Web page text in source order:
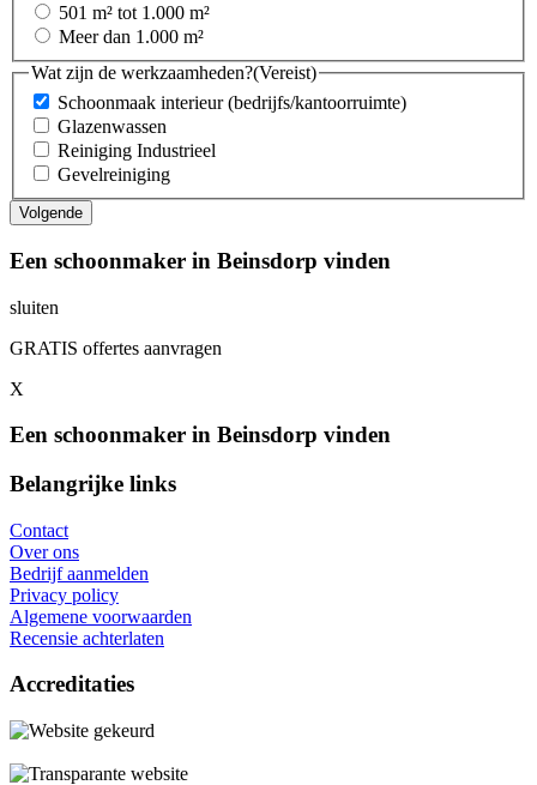
501 m² tot 1.000 m²
Meer dan 1.000 m²
Wat zijn de werkzaamheden?(Vereist)
Schoonmaak interieur (bedrijfs/kantoorruimte)
Glazenwassen
Reiniging Industrieel
Gevelreiniging
Een schoonmaker in Beinsdorp vinden
sluiten
GRATIS offertes aanvragen
X
Een schoonmaker in Beinsdorp vinden
Belangrijke links
Contact
Over ons
Bedrijf aanmelden
Privacy policy
Algemene voorwaarden
Recensie achterlaten
Accreditaties